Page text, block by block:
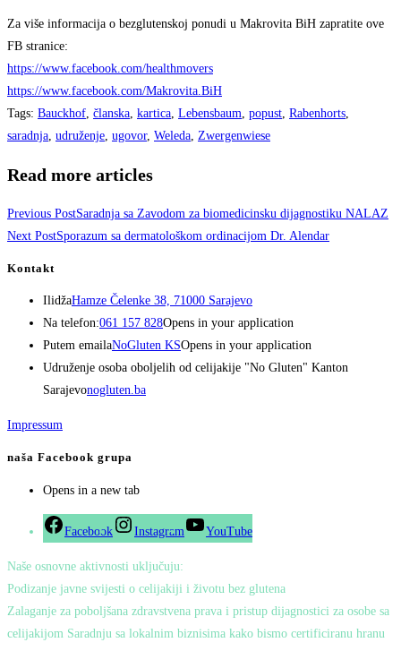
Za više informacija o bezglutenskoj ponudi u Makrovita BiH zapratite ove
FB stranice:
https://www.facebook.com/healthmovers
https://www.facebook.com/Makrovita.BiH
Tags: Bauckhof, članska, kartica, Lebensbaum, popust, Rabenhorts,
saradnja, udruženje, ugovor, Weleda, Zwergenwiese
Read more articles
Previous PostSaradnja sa Zavodom za biomedicinsku dijagnostiku NALAZ
Next PostSporazum sa dermatološkom ordinacijom Dr. Alendar
Kontakt
IlidžaHamze Čelenke 38, 71000 Sarajevo
Na telefon:061 157 828Opens in your application
Putem emailaNoGluten KSOpens in your application
Udruženje osoba oboljelih od celijakije "No Gluten" Kanton
Sarajevonogluten.ba
Impressum
naša Facebook grupa
Opens in a new tab
Facebook Instagram YouTube
Naše osnovne aktivnosti uključuju:
Podizanje javne svijesti o celijakiji i životu bez glutena
Zalaganje za poboljšana zdravstvena prava i pristup dijagnostici za osobe sa
celijakijom Saradnju sa lokalnim biznisima kako bismo certificiranu hranu